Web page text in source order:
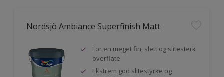
Nordsjö Ambiance Superfinish Matt
For en meget fin, slett og slitesterk
overflate
Ekstrem god slitestyrke og